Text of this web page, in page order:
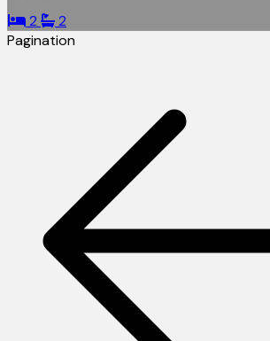
2
2
Pagination